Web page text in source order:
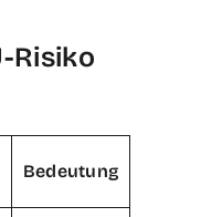
Risiko
Bedeutung